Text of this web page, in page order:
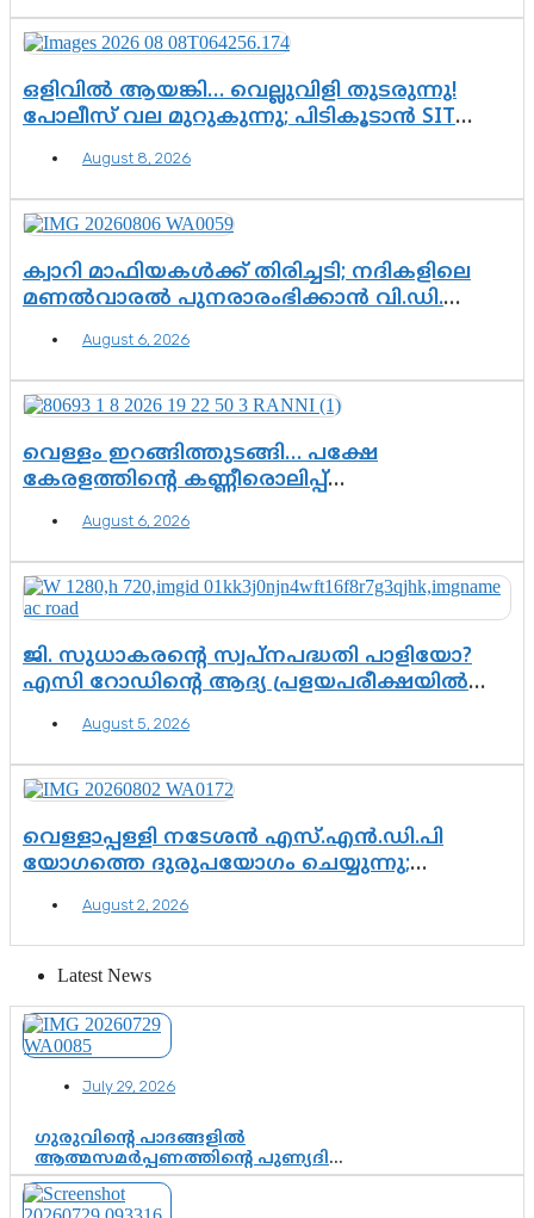
ഒളിവിൽ ആയങ്കി… വെല്ലുവിളി തുടരുന്നു!
പോലീസ് വല മുറുകുന്നു; പിടികൂടാൻ SIT
എന്നത് മാത്രം അല്ല—ആയങ്കി
കസ്റ്റഡിയിലായാൽ പുറത്തുവരുക
എന്തൊക്കെ വിവരങ്ങൾ?”
August 8, 2026
ക്വാറി മാഫിയകൾക്ക് തിരിച്ചടി; നദികളിലെ
മണൽവാരൽ പുനരാരംഭിക്കാൻ വി.ഡി.
August 6, 2026
വെള്ളം ഇറങ്ങിത്തുടങ്ങി… പക്ഷേ
കേരളത്തിന്റെ കണ്ണീരൊലിപ്പ്
August 6, 2026
ജി. സുധാകരന്റെ സ്വപ്നപദ്ധതി പാളിയോ?
എസി റോഡിന്റെ ആദ്യ പ്രളയപരീക്ഷയിൽ
August 5, 2026
വെള്ളാപ്പള്ളി നടേശൻ എസ്.എൻ.ഡി.പി
യോഗത്തെ ദുരുപയോഗം ചെയ്യുന്നു;
വിഷവിത്ത്: ഗോകുലം ഗോപാലൻ
August 2, 2026
Latest News
July 29, 2026
ഗുരുവിന്റെ പാദങ്ങളിൽ
ആത്മസമർപ്പണത്തിന്റെ പുണ്യദിനം;
മാതാ അമൃതാനന്ദമയി മഠത്തിൽ
ഭക്തിസാന്ദ്രമായി ഗുരുപൂർണിമ